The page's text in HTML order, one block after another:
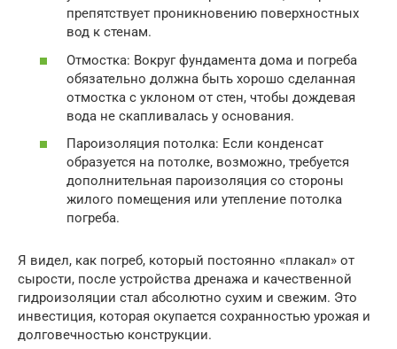
препятствует проникновению поверхностных
вод к стенам.
Отмостка: Вокруг фундамента дома и погреба
обязательно должна быть хорошо сделанная
отмостка с уклоном от стен, чтобы дождевая
вода не скапливалась у основания.
Пароизоляция потолка: Если конденсат
образуется на потолке, возможно, требуется
дополнительная пароизоляция со стороны
жилого помещения или утепление потолка
погреба.
Я видел, как погреб, который постоянно «плакал» от
сырости, после устройства дренажа и качественной
гидроизоляции стал абсолютно сухим и свежим. Это
инвестиция, которая окупается сохранностью урожая и
долговечностью конструкции.